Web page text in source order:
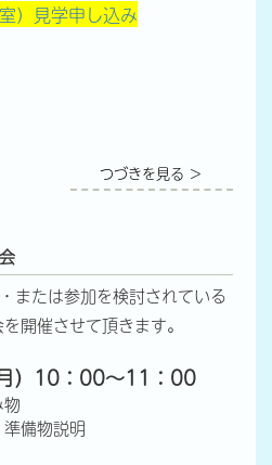
）見学申し込み
つづきを見る ＞
または参加を検討されている
開催させて頂きます。
）10：00～11：00
備物説明